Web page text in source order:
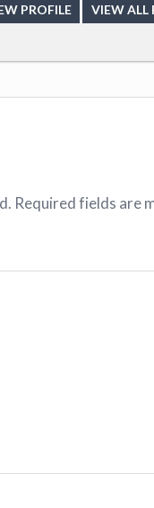
PROFILE VIEW ALL
Required fields are